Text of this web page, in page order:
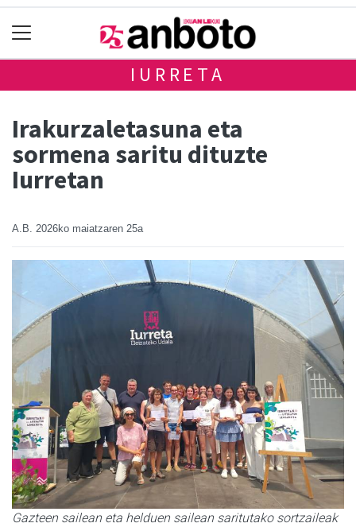
IURRETA
Irakurzaletasuna eta
sormena saritu dituzte
Iurretan
A.B. 2026ko maiatzaren 25a
Gazteen sailean eta helduen sailean saritutako sortzaileak